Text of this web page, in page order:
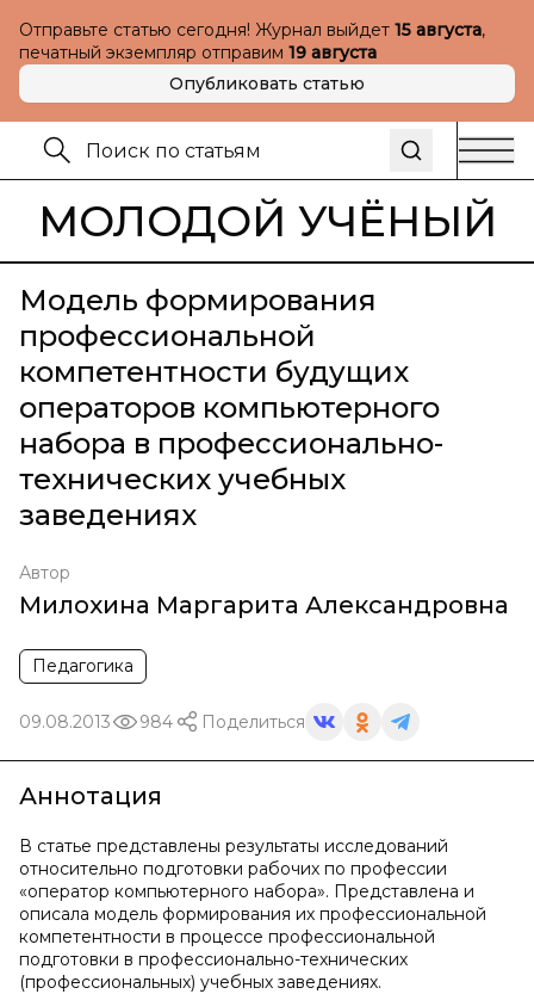
Отправьте статью сегодня! Журнал выйдет 15 августа,
печатный экземпляр отправим 19 августа
Опубликовать статью
МОЛОДОЙ УЧЁНЫЙ
Модель формирования
профессиональной
компетентности будущих
операторов компьютерного
набора в профессионально-
технических учебных
заведениях
Автор
Милохина Маргарита Александровна
Педагогика
09.08.2013 984 Поделиться
Аннотация
В статье представлены результаты исследований
относительно подготовки рабочих по профессии
«оператор компьютерного набора». Представлена и
описала модель формирования их профессиональной
компетентности в процессе профессиональной
подготовки в профессионально-технических
(профессиональных) учебных заведениях.